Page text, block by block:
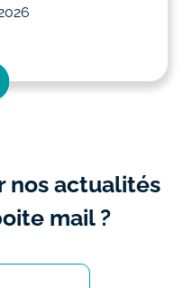
nos actualités
mail ?